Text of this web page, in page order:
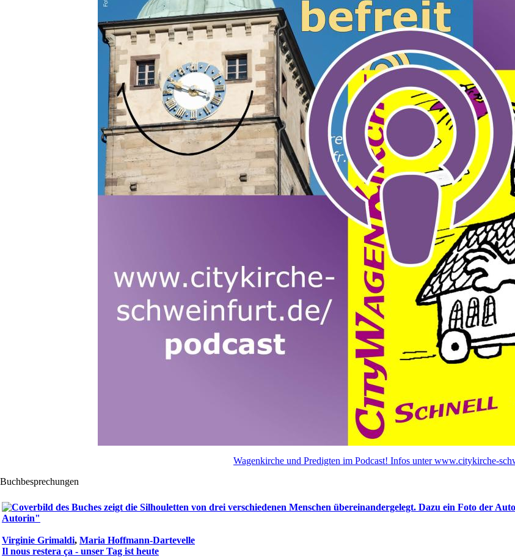
Wagenkirche und Predigten im Podcast! Infos unter www.citykirche-
Buchbesprechungen
Virginie Grimaldi, Maria Hoffmann-Dartevelle
Il nous restera ça - unser Tag ist heute